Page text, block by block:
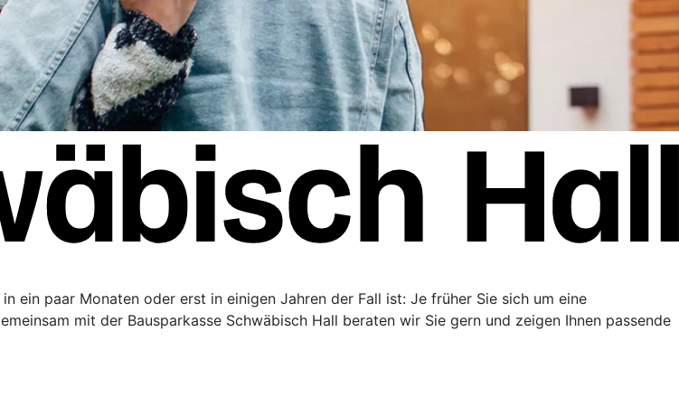
ein paar Monaten oder erst in einigen Jahren der Fall ist: Je früher Sie sich um eine
mit der Bausparkasse Schwäbisch Hall beraten wir Sie gern und zeigen Ihnen passende